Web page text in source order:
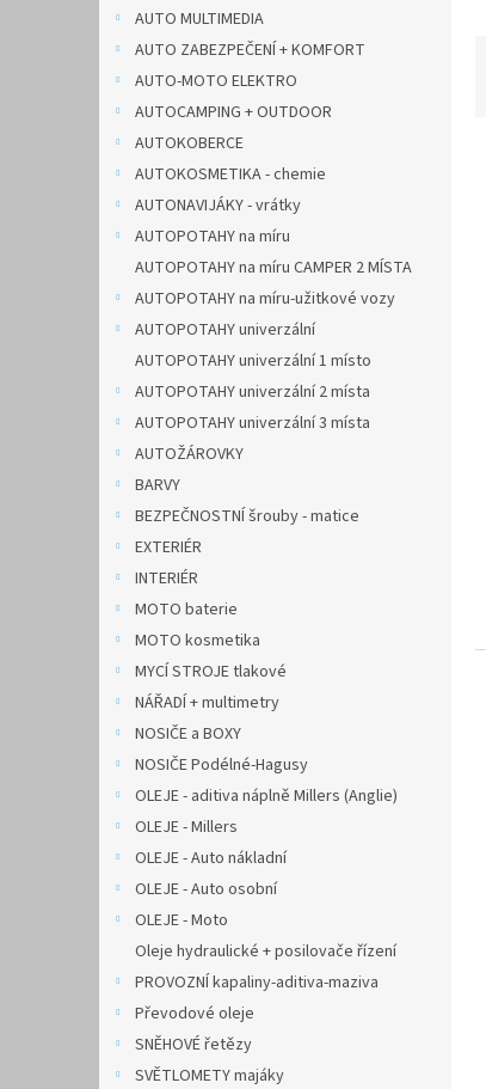
AUTO MULTIMEDIA
AUTO ZABEZPEČENÍ + KOMFORT
AUTO-MOTO ELEKTRO
AUTOCAMPING + OUTDOOR
AUTOKOBERCE
AUTOKOSMETIKA - chemie
AUTONAVIJÁKY - vrátky
AUTOPOTAHY na míru
AUTOPOTAHY na míru CAMPER 2 MÍSTA
AUTOPOTAHY na míru-užitkové vozy
AUTOPOTAHY univerzální
AUTOPOTAHY univerzální 1 místo
AUTOPOTAHY univerzální 2 místa
AUTOPOTAHY univerzální 3 místa
AUTOŽÁROVKY
BARVY
BEZPEČNOSTNÍ šrouby - matice
EXTERIÉR
INTERIÉR
MOTO baterie
MOTO kosmetika
MYCÍ STROJE tlakové
NÁŘADÍ + multimetry
NOSIČE a BOXY
NOSIČE Podélné-Hagusy
OLEJE - aditiva náplně Millers (Anglie)
OLEJE - Millers
OLEJE - Auto nákladní
OLEJE - Auto osobní
OLEJE - Moto
Oleje hydraulické + posilovače řízení
PROVOZNÍ kapaliny-aditiva-maziva
Převodové oleje
SNĚHOVÉ řetězy
SVĚTLOMETY majáky